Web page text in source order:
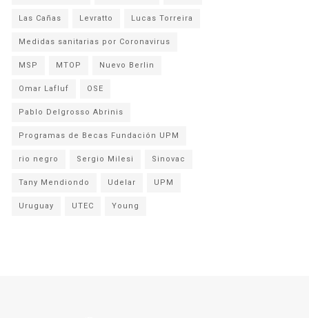
Las Cañas Levratto Lucas Torreira
Medidas sanitarias por Coronavirus
MSP MTOP Nuevo Berlin
Omar Lafluf OSE
Pablo Delgrosso Abrinis
Programas de Becas Fundación UPM
rio negro Sergio Milesi Sinovac
Tany Mendiondo Udelar UPM
Uruguay UTEC Young